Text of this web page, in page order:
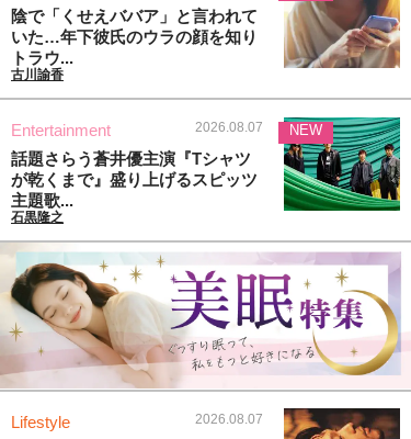
陰で「くせえババア」と言われて
いた…年下彼氏のウラの顔を知り
トラウ...
古川諭香
Entertainment 2026.08.07
話題さらう蒼井優主演『Tシャツ
が乾くまで』盛り上げるスピッツ
主題歌...
石黒隆之
NEW
Lifestyle 2026.08.07